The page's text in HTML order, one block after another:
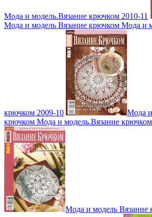
Мода и модель.Вязание крючком 2010-11
Мода и модель Вязание крючком Мода и
крючком 2009-10
Мода
крючком Мода и модель.Вязание
Мода и модель